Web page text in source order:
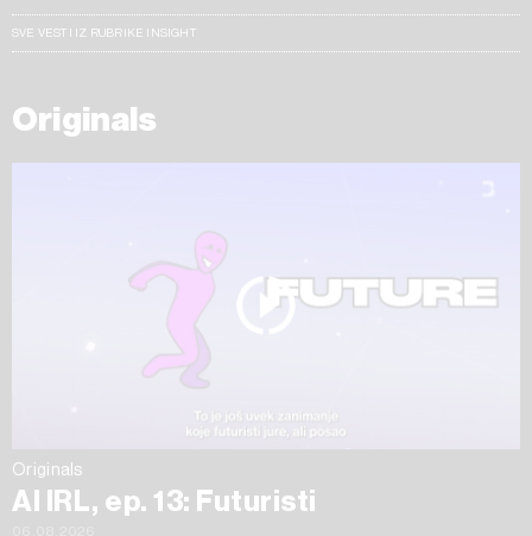
SVE VESTI IZ RUBRIKE INSIGHT
Originals
Originals
AI IRL, ep. 13: Futuristi